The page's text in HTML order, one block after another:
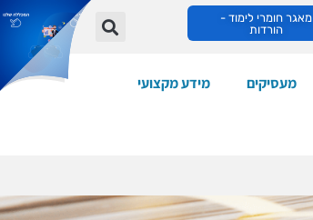
מאגר חומרי לימוד -
הורדות
מעסיקים מידע מקצועי